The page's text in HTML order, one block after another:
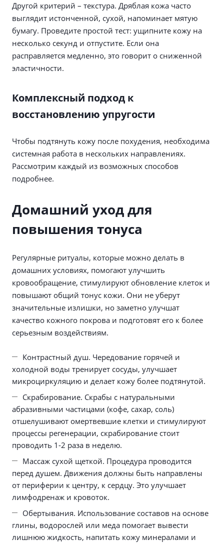
Другой критерий – текстура. Дряблая кожа часто
выглядит истонченной, сухой, напоминает мятую
бумагу. Проведите простой тест: ущипните кожу на
несколько секунд и отпустите. Если она
расправляется медленно, это говорит о сниженной
эластичности.
Комплексный подход к
восстановлению упругости
Чтобы подтянуть кожу после похудения, необходима
системная работа в нескольких направлениях.
Рассмотрим каждый из возможных способов
подробнее.
Домашний уход для
повышения тонуса
Регулярные ритуалы, которые можно делать в
домашних условиях, помогают улучшить
кровообращение, стимулируют обновление клеток и
повышают общий тонус кожи. Они не уберут
значительные излишки, но заметно улучшат
качество кожного покрова и подготовят его к более
серьезным воздействиям.
Контрастный душ. Чередование горячей и
холодной воды тренирует сосуды, улучшает
микроциркуляцию и делает кожу более подтянутой.
Скрабирование. Скрабы с натуральными
абразивными частицами (кофе, сахар, соль)
отшелушивают омертвевшие клетки и стимулируют
процессы регенерации, скрабирование стоит
проводить 1-2 раза в неделю.
Массаж сухой щеткой. Процедура проводится
перед душем. Движения должны быть направлены
от периферии к центру, к сердцу. Это улучшает
лимфодренаж и кровоток.
Обертывания. Использование составов на основе
глины, водорослей или меда помогает вывести
лишнюю жидкость, напитать кожу минералами и